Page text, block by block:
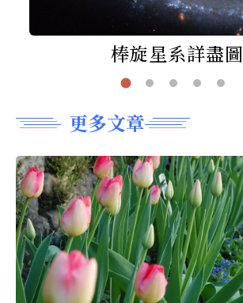
棒旋星系詳盡圖
更多文章